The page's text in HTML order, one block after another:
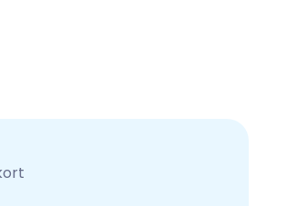
welkom in de ouderenzorg met
Zij-instromers maar ook
die willen doorscholen,
twee tot negen maanden
verschillende zorgniveaus,
snel kan worden voorzien in
maar waardoor ook
zorgmedewerker wordt